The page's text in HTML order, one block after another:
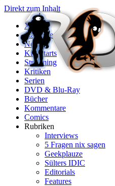
Direkt zum Inhalt
X
Startseite
News
Kinostarts
Streaming
Kritiken
Serien
DVD & Blu-Ray
Bücher
Kommentare
Comics
Rubriken
Interviews
5 Fragen nix sagen
Geekplauze
Sülters IDIC
Editorials
Features